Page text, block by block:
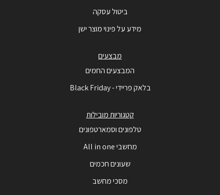
ביטול עסקה
מידע על פינוי מוצר ישן
מבצעים
המבצעים החמים
בלאק פריידי - Black Friday
קטגוריות מובילות
טלפונים וסמארטפונים
מחשבי All in one
שעונים חכמים
מסכי מחשב